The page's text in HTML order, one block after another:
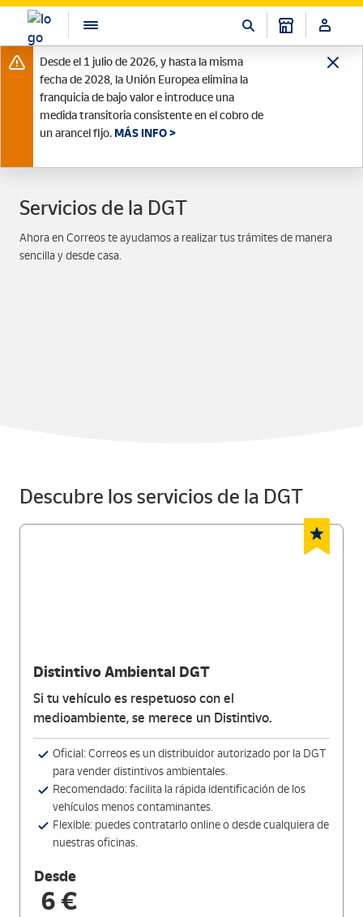
Desde el 1 julio de 2026, y hasta la misma
fecha de 2028, la Unión Europea elimina la
franquicia de bajo valor e introduce una
medida transitoria consistente en el cobro de
un arancel fijo. MÁS INFO >
Servicios de la DGT
Ahora en Correos te ayudamos a realizar tus trámites de manera
sencilla y desde casa.
Descubre los servicios de la DGT
Distintivo Ambiental DGT
Si tu vehículo es respetuoso con el
medioambiente, se merece un Distintivo.
Oficial: Correos es un distribuidor autorizado por la DGT
para vender distintivos ambientales.
Recomendado: facilita la rápida identificación de los
vehículos menos contaminantes.
Flexible: puedes contratarlo online o desde cualquiera de
nuestras oficinas.
Desde
6 €